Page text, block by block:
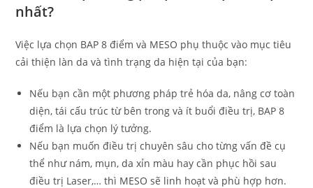
nhất?
Việc lựa chọn BAP 8 điểm và MESO phụ thuộc vào mục tiêu
cải thiện làn da và tình trạng da hiện tại của bạn:
Nếu bạn cần một phương pháp trẻ hóa da, nâng cơ toàn
diện, tái cấu trúc từ bên trong và ít buổi điều trị, BAP 8
điểm là lựa chọn lý tưởng.
Nếu bạn muốn điều trị chuyên sâu cho từng vấn đề cụ
thể như nám, mụn, da xỉn màu hay cần phục hồi sau
điều trị Laser,… thì MESO sẽ linh hoạt và phù hợp hơn.